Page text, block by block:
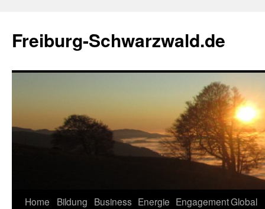
springen
Freiburg-Schwarzwald.de
Home Bildung Business Energie EngagementGlobal